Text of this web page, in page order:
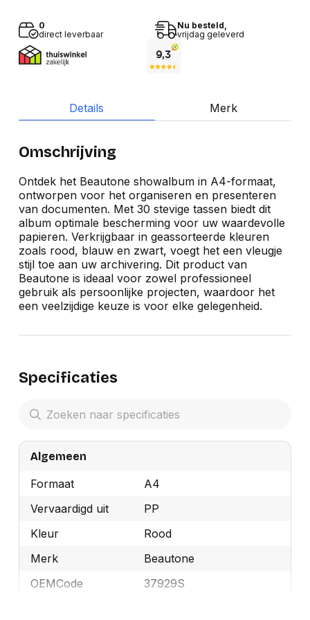
0
direct leverbaar
Nu besteld,
vrijdag geleverd
Details Merk
Omschrijving
Ontdek het Beautone showalbum in A4-formaat,
ontworpen voor het organiseren en presenteren
van documenten. Met 30 stevige tassen biedt dit
album optimale bescherming voor uw waardevolle
papieren. Verkrijgbaar in geassorteerde kleuren
zoals rood, blauw en zwart, voegt het een vleugje
stijl toe aan uw archivering. Dit product van
Beautone is ideaal voor zowel professioneel
gebruik als persoonlijke projecten, waardoor het
een veelzijdige keuze is voor elke gelegenheid.
Specificaties
Algemeen
Formaat
A4
Vervaardigd uit
PP
Kleur
Rood
Merk
Beautone
OEMCode
37929S